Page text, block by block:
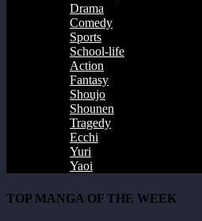
Drama
Comedy
Sports
School-life
Action
Fantasy
Shoujo
Shounen
Tragedy
Ecchi
Yuri
Yaoi
TOP MANGA OF THE WEEK